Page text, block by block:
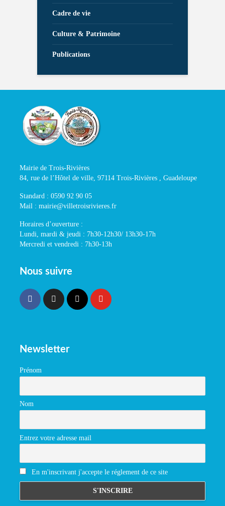
Cadre de vie
Culture & Patrimoine
Publications
Mairie de Trois-Rivières
84, rue de l’Hôtel de ville, 97114 Trois-Rivières , Guadeloupe
Standard : 0590 92 90 05
Mail : mairie@villetroisrivieres.fr
Horaires d’ouverture :
Lundi, mardi & jeudi : 7h30-12h30/ 13h30-17h
Mercredi et vendredi : 7h30-13h
Nous suivre
Newsletter
Prénom
Nom
Entrez votre adresse mail
En m'inscrivant j'accepte le réglement de ce site